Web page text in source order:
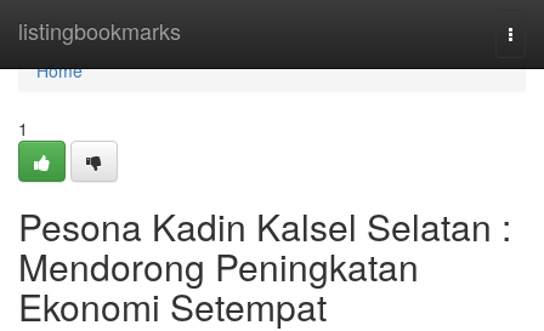
listingbookmarks
Home
Home
1
Pesona Kadin Kalsel Selatan :
Mendorong Peningkatan
Ekonomi Setempat